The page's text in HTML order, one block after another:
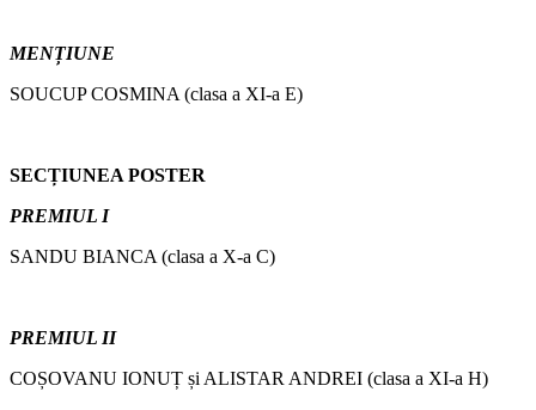
MENȚIUNE
SOUCUP COSMINA (clasa a XI-a E)
SECȚIUNEA POSTER
PREMIUL I
SANDU BIANCA (clasa a X-a C)
PREMIUL II
COȘOVANU IONUȚ și ALISTAR ANDREI (clasa a XI-a H)